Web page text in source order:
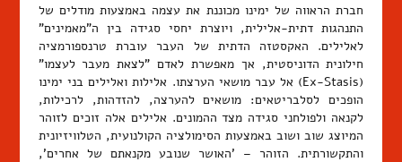
חברת הראווה של ימינו מכוננת את עצמה באמצעות מודלים של
התנהגות דתית-אלילית, ויוצרת יחסי סגידה בין ה"מאמינים"
לאלילים. האקסטזה הדתית של העבר עוברת טרנספורמציה
חילונית הדוניסטית, אך מאפשרת לאדם "לצאת מעבר לעצמו"
(Ex-Stasis) אל עבר מושאי הערצתו. אלילות ואלילים בני ימינו
הופכים לסלבריטאים: מושאים להערצה, להזדהות, לרכילות,
לקנאה ולפולחני סגידה מצד ההמונים. אלילים אלה זוכים לזוהר
המיוצג שוב ושוב באמצעות הסימולציה הקולנועית, הטלוויזיונית
והתקשורתית. הזוהר – 'האושר שנובע מקנאתם של אחרים',